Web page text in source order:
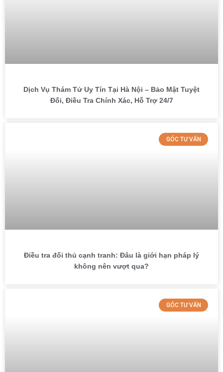
Dịch Vụ Thám Tử Uy Tín Tại Hà Nội – Bảo Mật Tuyệt
Đối, Điều Tra Chính Xác, Hỗ Trợ 24/7
GÓC TƯ VẤN
Điều tra đối thủ cạnh tranh: Đâu là giới hạn pháp lý
không nên vượt qua?
GÓC TƯ VẤN